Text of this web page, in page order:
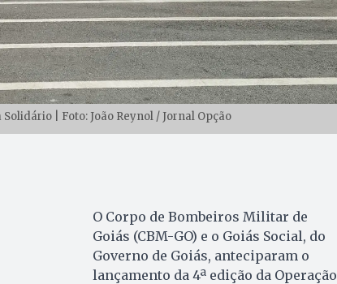
| Foto: João Reynol / Jornal Opção
O Corpo de Bombeiros Militar de
Goiás (CBM-GO) e o Goiás Social, do
Governo de Goiás, anteciparam o
lançamento da 4ª edição da Operação